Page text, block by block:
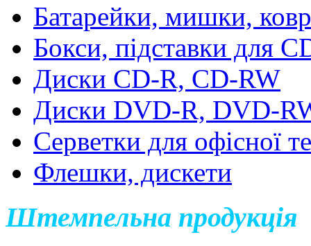
Батарейки, мишки,
Бокси, підставки для
Диски CD-R, CD-RW
Диски DVD-R, DVD-
Серветки для офісної
Флешки, дискети
Штемпельна продукція